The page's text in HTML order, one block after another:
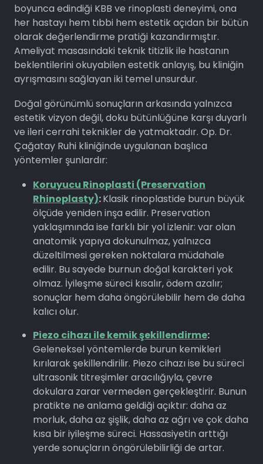
boyunca edindiği KBB ve rinoplasti deneyimi, ona
her hastayı hem tıbbi hem estetik açıdan bir bütün
olarak değerlendirme pratiği kazandırmıştır.
Ameliyat masasındaki teknik titizlik ile hastanın
beklentilerini okuyabilen estetik anlayış, bu kliniğin
ayrışmasını sağlayan iki temel unsurdur.
Doğal görünümlü sonuçların arkasında yalnızca
estetik vizyon değil, doku bütünlüğüne karşı duyarlı
ve ileri cerrahi teknikler de yatmaktadır. Op. Dr.
Çağatay Ruhi kliniğinde uygulanan başlıca
yöntemler şunlardır:
Koruyucu Rinoplasti (Preservation
Rhinoplasty):Klasik rinoplastide burun büyük
ölçüde yeniden inşa edilir. Preservation
yaklaşımında ise farklı bir yol izlenir: var olan
anatomik yapıya dokunulmaz, yalnızca
düzeltilmesi gereken noktalara müdahale
edilir. Bu sayede burnun doğal karakteri yok
olmaz. İyileşme süreci kısalır, ödem azalır;
sonuçlar hem daha öngörülebilir hem de daha
kalıcı olur.
Piezo cihazı ile kemik şekillendirme:
Geleneksel yöntemlerde burun kemikleri
kırılarak şekillendirilir. Piezo cihazı ise bu süreci
ultrasonik titreşimler aracılığıyla, çevre
dokulara zarar vermeden gerçekleştirir. Bunun
pratikte ne anlama geldiği açıktır: daha az
morluk, daha az şişlik, daha az ağrı ve çok daha
kısa bir iyileşme süreci. Hassasiyetin arttığı
yerde sonuçların öngörülebilirliği de artar.